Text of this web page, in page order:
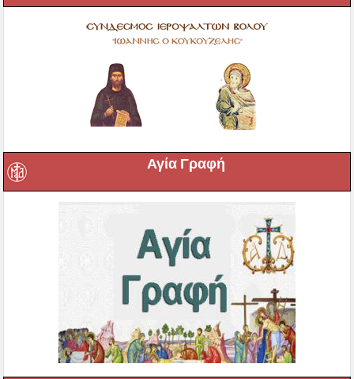
Αγία Γραφή